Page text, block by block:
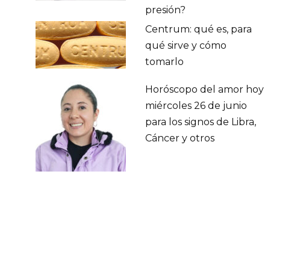
presión?
Centrum: qué es, para
qué sirve y cómo
tomarlo
Horóscopo del amor hoy
miércoles 26 de junio
para los signos de Libra,
Cáncer y otros